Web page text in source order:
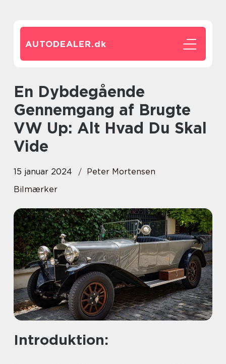
AUTODEALER.dk
En Dybdegående
Gennemgang af Brugte
VW Up: Alt Hvad Du Skal
Vide
15 januar 2024
Peter Mortensen
Bilmærker
Introduktion: